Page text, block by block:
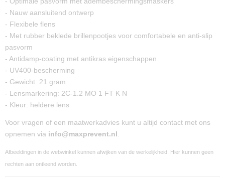
- Nauw aansluitend ontwerp
- Flexibele flens
- Met rubber beklede brillenpootjes voor comfortabele en anti-slip
pasvorm
- Antidamp-coating met antikras eigenschappen
- UV400-bescherming
- Gewicht: 21 gram
- Lensmarkering: 2C-1.2 MO 1 FT K N
- Kleur: heldere lens
Voor vragen of een maatwerkadvies kunt u altijd contact met ons
opnemen via info@maxprevent.nl
Afbeeldingen in de webwinkel kunnen afwijken van de werkelijkheid. Hier kunnen geen
rechten aan ontleend worden.